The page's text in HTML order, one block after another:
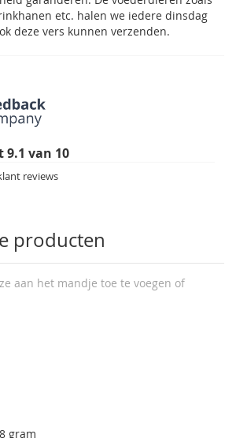
etc. halen we iedere dinsdag
deze vers kunnen verzenden.
9.1 van 10
reviews
producten
aan het mandje toe te voegen of
gram